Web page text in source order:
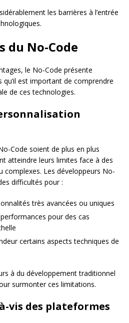
les barrières à l’entrée
du No-Code
le No-Code présente
est important de comprendre
de ces technologies.
Code soient de plus en plus
atteindre leurs limites face à des
complexes. Les développeurs No-
difficultés pour :
très avancées ou uniques
pour des cas
certains aspects techniques de
à du développement traditionnel
surmonter ces limitations.
vis des plateformes